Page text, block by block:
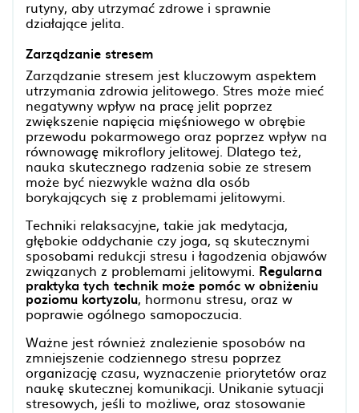
rutyny, aby utrzymać zdrowe i sprawnie
działające jelita.
Zarządzanie stresem
Zarządzanie stresem jest kluczowym aspektem
utrzymania zdrowia jelitowego. Stres może mieć
negatywny wpływ na pracę jelit poprzez
zwiększenie napięcia mięśniowego w obrębie
przewodu pokarmowego oraz poprzez wpływ na
równowagę mikroflory jelitowej. Dlatego też,
nauka skutecznego radzenia sobie ze stresem
może być niezwykle ważna dla osób
borykających się z problemami jelitowymi.
Techniki relaksacyjne, takie jak medytacja,
głębokie oddychanie czy joga, są skutecznymi
sposobami redukcji stresu i łagodzenia objawów
związanych z problemami jelitowymi. Regularna
praktyka tych technik może pomóc w obniżeniu
poziomu kortyzolu, hormonu stresu, oraz w
poprawie ogólnego samopoczucia.
Ważne jest również znalezienie sposobów na
zmniejszenie codziennego stresu poprzez
organizację czasu, wyznaczenie priorytetów oraz
naukę skutecznej komunikacji. Unikanie sytuacji
stresowych, jeśli to możliwe, oraz stosowanie